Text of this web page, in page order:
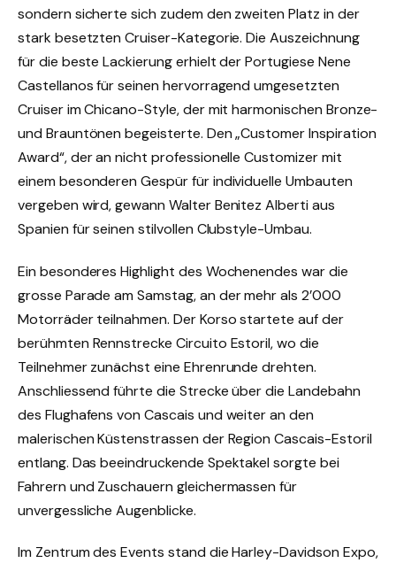
sondern sicherte sich zudem den zweiten Platz in der
stark besetzten Cruiser-Kategorie. Die Auszeichnung
für die beste Lackierung erhielt der Portugiese Nene
Castellanos für seinen hervorragend umgesetzten
Cruiser im Chicano-Style, der mit harmonischen Bronze-
und Brauntönen begeisterte. Den „Customer Inspiration
Award“, der an nicht professionelle Customizer mit
einem besonderen Gespür für individuelle Umbauten
vergeben wird, gewann Walter Benitez Alberti aus
Spanien für seinen stilvollen Clubstyle-Umbau.
Ein besonderes Highlight des Wochenendes war die
grosse Parade am Samstag, an der mehr als 2’000
Motorräder teilnahmen. Der Korso startete auf der
berühmten Rennstrecke Circuito Estoril, wo die
Teilnehmer zunächst eine Ehrenrunde drehten.
Anschliessend führte die Strecke über die Landebahn
des Flughafens von Cascais und weiter an den
malerischen Küstenstrassen der Region Cascais-Estoril
entlang. Das beeindruckende Spektakel sorgte bei
Fahrern und Zuschauern gleichermassen für
unvergessliche Augenblicke.
Im Zentrum des Events stand die Harley-Davidson Expo,